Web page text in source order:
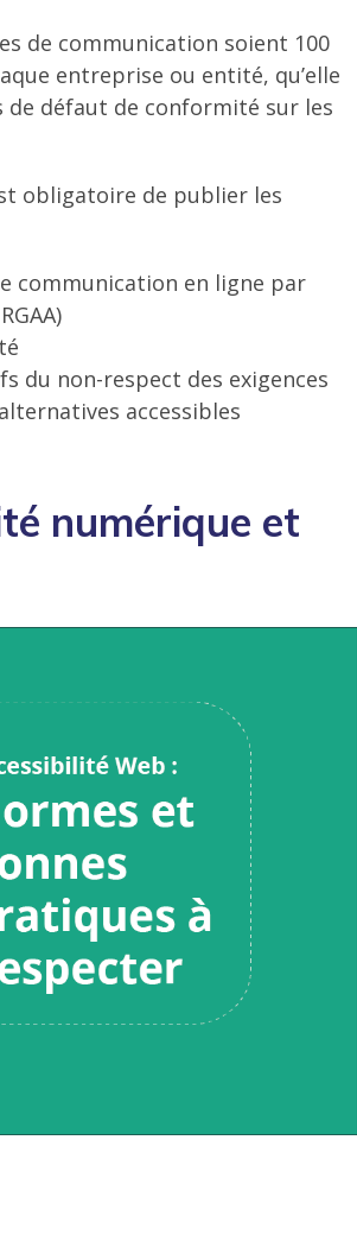
de communication soient 100
entreprise ou entité, qu’elle
de défaut de conformité sur les
obligatoire de publier les
communication en ligne par
du non-respect des exigences
accessibles
numérique et